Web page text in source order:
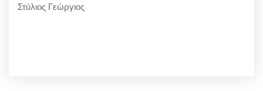
Στύλιος Γεώργιος